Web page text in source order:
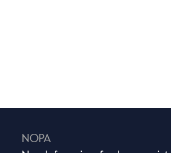
NOPA